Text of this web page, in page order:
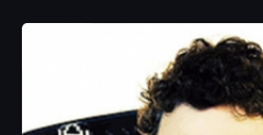
en parte de Troupe
rapero Er Nyah (más tarde
cantante Maite y el
conocido como Fawzi). El
invitación del rapero Gué
con la discográfica Tanta